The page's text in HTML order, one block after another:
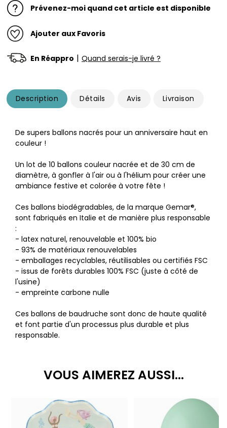
Prévenez-moi quand cet article est disponible
Ajouter aux Favoris
En Réappro | Quand serais-je livré ?
Description Détails Avis Livraison
De supers ballons nacrés pour un anniversaire haut en
couleur !
Un lot de 10 ballons couleur nacrée et de 30 cm de
diamètre, à gonfler à l'air ou à l'hélium pour créer une
ambiance festive et colorée à votre fête !
Ces ballons biodégradables, de la marque Gemar®,
sont fabriqués en Italie et de manière plus responsable
:
- latex naturel, renouvelable et 100% bio
- 93% de matériaux renouvelables
- emballages recyclables, réutilisables ou certifiés FSC
- issus de forêts durables 100% FSC (juste à côté de
l'usine)
- empreinte carbone nulle
Ces ballons de baudruche sont donc de haute qualité
et font partie d'un processus plus durable et plus
responsable.
VOUS AIMEREZ AUSSI...